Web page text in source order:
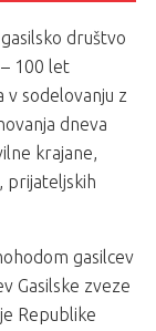
društvo
100 let
sodelovanju z
dneva
krajane,
prijateljskih
gasilcev
Gasilske zveze
Republike